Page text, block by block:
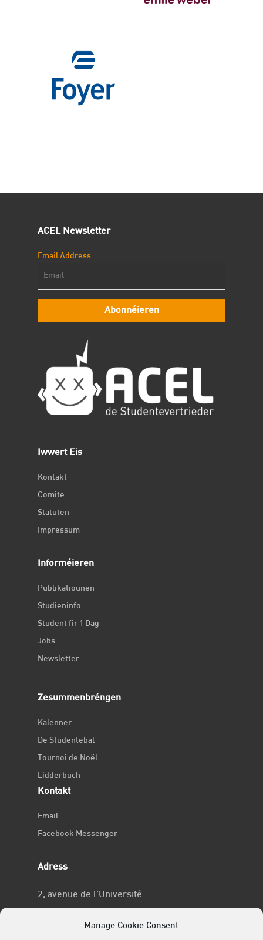
Manage Cookie Consent
ACEL Newsletter
Email Address
Abonnéieren
Iwwert Eis
Kontakt
Comité
Statuten
Impressum
Informéieren
Publikatiounen
Studieninfo
Student fir 1 Dag
Jobs
Newsletter
Zesummenbréngen
Kalenner
De Studentebal
Tournoi de Noël
Lidderbuch
Kontakt
Email
Facebook Messenger
Adress
2, avenue de l’Université